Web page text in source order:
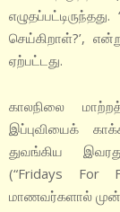
செய்கிறாள்?’,
ஏற்பட்டது.
காலநிலை
இப்புவியைக்
துவங்கிய
(“Fridays For
மாணவர்களால்